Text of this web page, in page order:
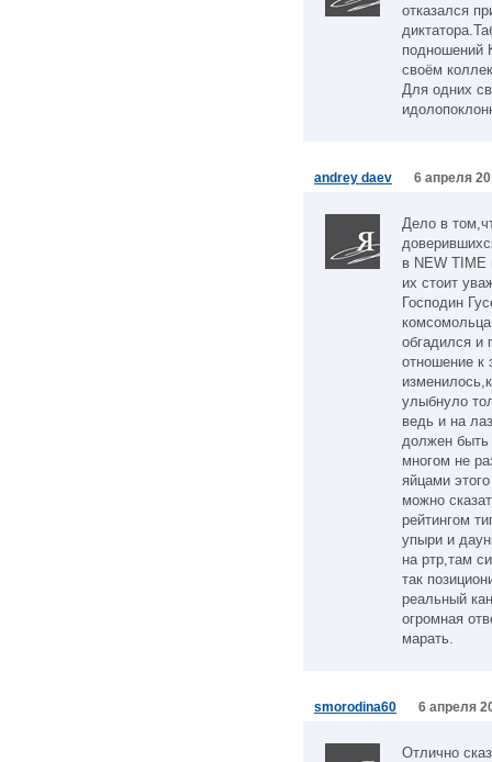
отказался
подношений
своём
Для одних
andrey daev 6 апреля
Дело в
в NEW
их стоит
Господин
обгадился и
отношение к
улыбнуло
ведь и на
должен быть
многом не
яйцами
можно
рейтингом
упыри и
на ртр,там
так
реальный
огромная
марать.
smorodina60 6 апреля
Отлично